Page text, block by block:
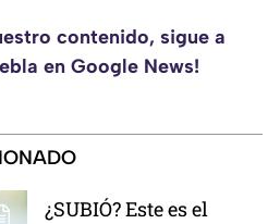
contenido, sigue a
en Google News!
¿SUBIÓ? Este es el